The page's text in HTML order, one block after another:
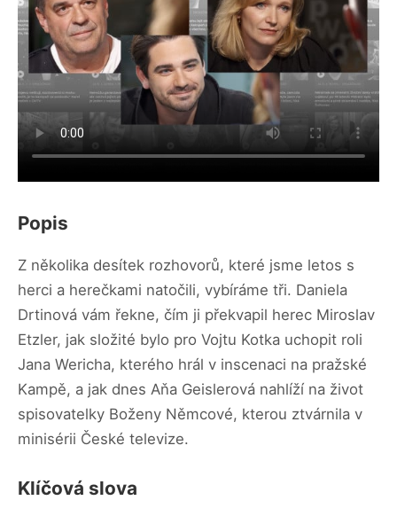
Popis
Z několika desítek rozhovorů, které jsme letos s
herci a herečkami natočili, vybíráme tři. Daniela
Drtinová vám řekne, čím ji překvapil herec Miroslav
Etzler, jak složité bylo pro Vojtu Kotka uchopit roli
Jana Wericha, kterého hrál v inscenaci na pražské
Kampě, a jak dnes Aňa Geislerová nahlíží na život
spisovatelky Boženy Němcové, kterou ztvárnila v
minisérii České televize.
Klíčová slova